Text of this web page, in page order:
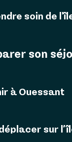
soin de
son
à Ouessant
sur
?